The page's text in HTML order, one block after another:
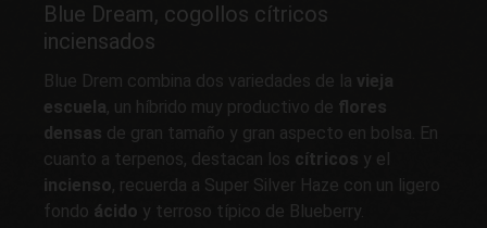
Blue Dream, cogollos cítricos
inciensados
Blue Drem combina dos variedades de la vieja
escuela, un híbrido muy productivo de flores
densas de gran tamaño y gran aspecto en bolsa. En
cuanto a terpenos, destacan los cítricos y el
incienso, recuerda a Super Silver Haze con un ligero
fondo ácido y terroso típico de Blueberry.